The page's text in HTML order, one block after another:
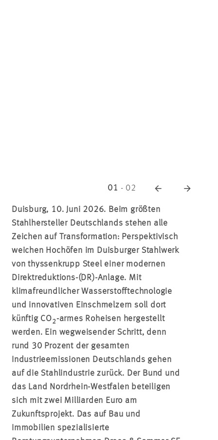
01 - 02
Duisburg, 10. Juni 2026. Beim größten
Stahlhersteller Deutschlands stehen alle
Zeichen auf Transformation: Perspektivisch
weichen Hochöfen im Duisburger Stahlwerk
von thyssenkrupp Steel einer modernen
Direktreduktions-(DR)-Anlage. Mit
klimafreundlicher Wasserstofftechnologie
und innovativen Einschmelzern soll dort
künftig CO2 -armes Roheisen hergestellt
werden. Ein wegweisender Schritt, denn
rund 30 Prozent der gesamten
Industrieemissionen Deutschlands gehen
auf die Stahlindustrie zurück. Der Bund und
das Land Nordrhein-Westfalen beteiligen
sich mit zwei Milliarden Euro am
Zukunftsprojekt. Das auf Bau und
Immobilien spezialisierte